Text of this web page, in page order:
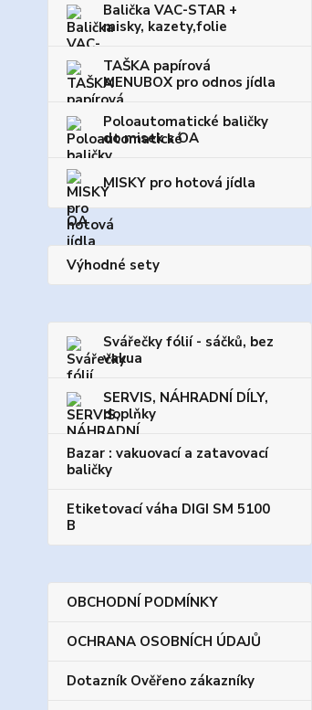
Balička VAC-STAR +
misky, kazety,folie
TAŠKA papírová
MENUBOX pro odnos jídla
Poloautomatické baličky
do misek s OA
MISKY pro hotová jídla
Výhodné sety
Svářečky fólií - sáčků, bez
vakua
SERVIS, NÁHRADNÍ DÍLY,
doplňky
Bazar : vakuovací a zatavovací
baličky
Etiketovací váha DIGI SM 5100
B
OBCHODNÍ PODMÍNKY
OCHRANA OSOBNÍCH ÚDAJŮ
Dotazník Ověřeno zákazníky